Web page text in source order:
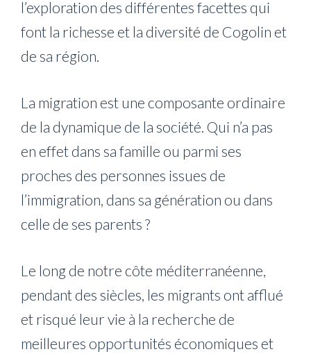
l’exploration des différentes facettes qui
font la richesse et la diversité de Cogolin et
de sa région.
La migration est une composante ordinaire
de la dynamique de la société. Qui n’a pas
en effet dans sa famille ou parmi ses
proches des personnes issues de
l’immigration, dans sa génération ou dans
celle de ses parents ?
Le long de notre côte méditerranéenne,
pendant des siècles, les migrants ont afflué
et risqué leur vie à la recherche de
meilleures opportunités économiques et